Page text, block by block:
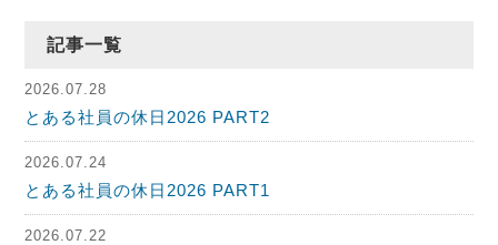
記事一覧
2026.07.28
とある社員の休日2026 PART2
2026.07.24
とある社員の休日2026 PART1
2026.07.22